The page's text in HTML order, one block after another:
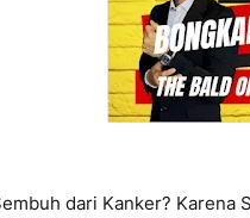
dari Kanker?